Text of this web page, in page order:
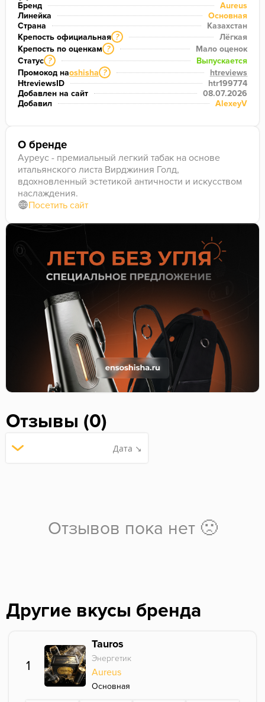
Бренд
Aureus
Линейка
Основная
Страна
Казахстан
Крепость официальная ?
Лёгкая
Крепость по оценкам ?
Мало оценок
Статус ?
Выпускается
Промокод наoshisha ?
htreviews
HtreviewsID
htr199774
Добавлен на сайт
08.07.2026
Добавил
AlexeyV
О бренде
Ауреус - премиальный легкий табак на основе
итальянского листа Вирджиния Голд,
вдохновленный эстетикой античности и искусством
наслаждения.
Посетить сайт
Отзывы (0)
Дата ↘
Отзывов пока нет 🙁
Другие вкусы бренда
1
Tauros
Энергетик
Aureus
Основная